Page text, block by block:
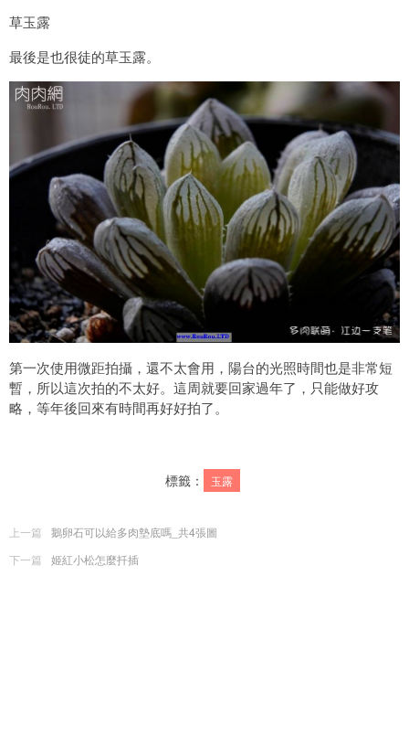
草玉露
最後是也很徒的草玉露。
第一次使用微距拍攝，還不太會用，陽台的光照時間也是非常短
暫，所以這次拍的不太好。這周就要回家過年了，只能做好攻
略，等年後回來有時間再好好拍了。
標籤： 玉露
上一篇
鵝卵石可以給多肉墊底嗎_共4張圖
下一篇
姬紅小松怎麼扦插